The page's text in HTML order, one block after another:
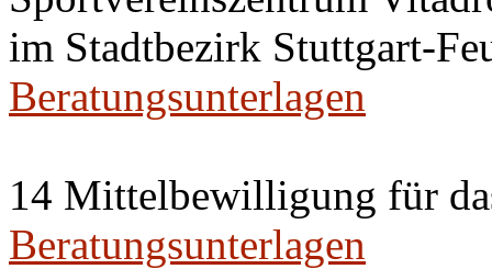
im Stadtbezirk Stuttgart-
Beratungsunterlagen
14 Mittelbewilligung für
Beratungsunterlagen